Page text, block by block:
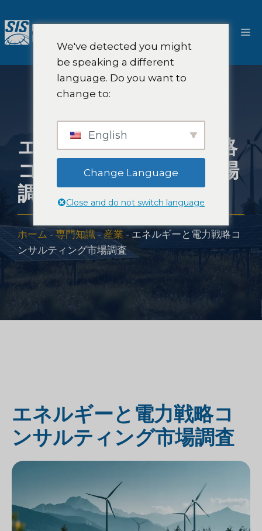
ン
テ
メ
エネルギーと電力戦略
コンサルティング市場
調査
ホーム - 専門知識-産業 - エネルギーと電力戦略コ
ンサルティング市場調査
エネルギーと電力戦略コ
ンサルティング市場調査
We've detected you might
be speaking a different
language. Do you want to
change to:
English
Change Language
Close and do not switch language